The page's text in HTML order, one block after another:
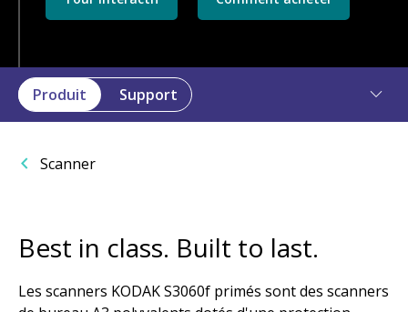
Produit Support
Scanner
Best in class. Built to last.
Les scanners KODAK S3060f primés sont des scanners